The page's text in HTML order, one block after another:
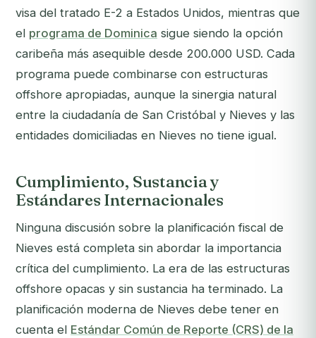
visa del tratado E-2 a Estados Unidos, mientras que
el programa de Dominica sigue siendo la opción
caribeña más asequible desde 200.000 USD. Cada
programa puede combinarse con estructuras
offshore apropiadas, aunque la sinergia natural
entre la ciudadanía de San Cristóbal y Nieves y las
entidades domiciliadas en Nieves no tiene igual.
Cumplimiento, Sustancia y
Estándares Internacionales
Ninguna discusión sobre la planificación fiscal de
Nieves está completa sin abordar la importancia
crítica del cumplimiento. La era de las estructuras
offshore opacas y sin sustancia ha terminado. La
planificación moderna de Nieves debe tener en
cuenta el Estándar Común de Reporte (CRS) de la